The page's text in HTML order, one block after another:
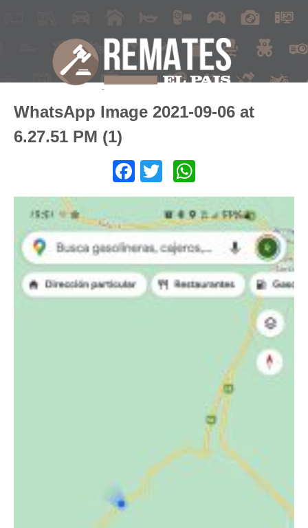
WhatsApp Image 2021-09-06 at
6.27.51 PM (1)
Facebook
Twitter